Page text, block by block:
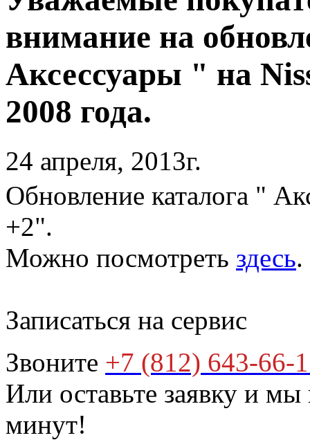
внимание на
Аксессуары " на
2008 года.
24 апреля, 2013г.
Обновление каталога "
+2".
Можно посмотреть здесь.
Записаться на сервис
Звоните +7 (812) 643-66-
Или оставьте заявку и
минут!